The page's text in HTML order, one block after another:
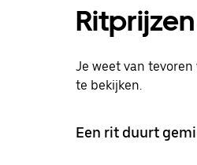
Je weet van
te bekijken.
Een rit duurt